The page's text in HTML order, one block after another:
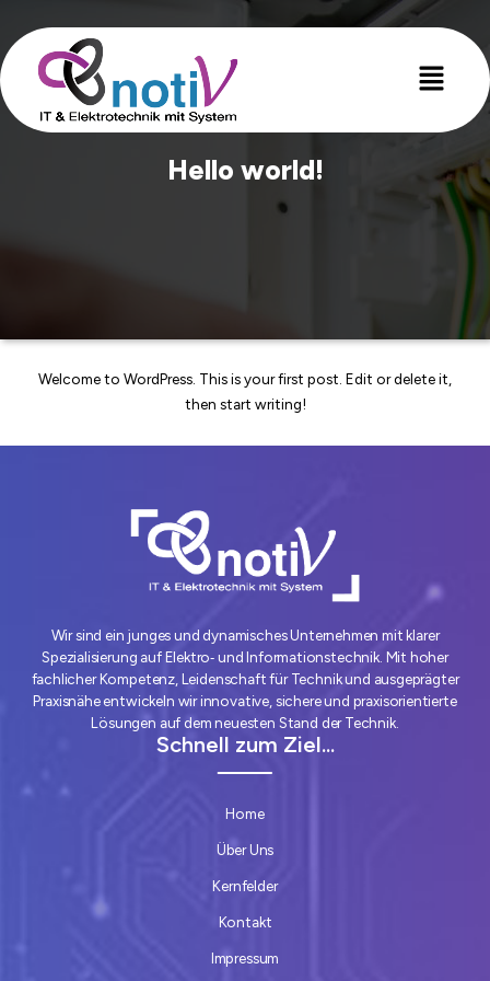
Hello world!
Welcome to WordPress. This is your first post. Edit or delete it,
then start writing!
Wir sind ein junges und dynamisches Unternehmen mit klarer
Spezialisierung auf Elektro‑ und Informationstechnik. Mit hoher
fachlicher Kompetenz, Leidenschaft für Technik und ausgeprägter
Praxisnähe entwickeln wir innovative, sichere und praxisorientierte
Lösungen auf dem neuesten Stand der Technik.
Schnell zum Ziel...
Home
Über Uns
Kernfelder
Kontakt
Impressum